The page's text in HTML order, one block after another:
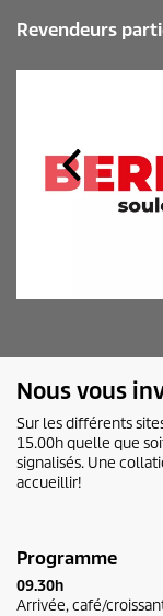
Revendeurs
Nous vous
Sur les différents
15.00h quelle que
signalisés. Une
accueillir!
Programme
09.30h
Arrivée, café/